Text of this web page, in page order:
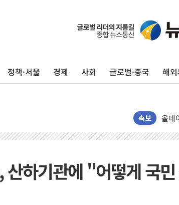
정책·서울 경제 사회 글로벌·중국 해
속보
남성
올데
엑스
신한
강원
산하기관에 "어떻게 국